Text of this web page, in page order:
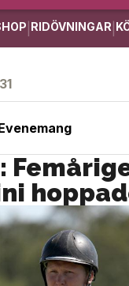
RIDÖVNINGAR